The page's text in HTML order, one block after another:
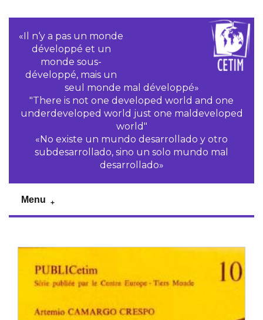
«Il n‘y a pas un monde
développé et un
monde sous-
développé, mais un
seul monde mal développé»
"There is not one developed world and one
underdeveloped world just one maldeveloped
world"
«No existe un mundo desarrollado y otro
subdesarrollado, sino un solo mundo mal
desarrollado»
Menu